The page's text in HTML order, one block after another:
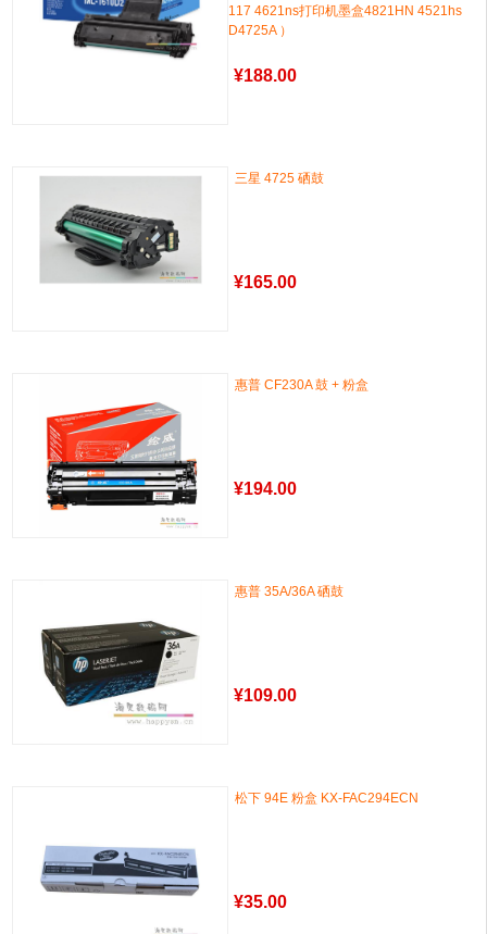
117 4621ns打印机墨盒4821HN 4521hs
D4725A ）
¥188.00
三星 4725 硒鼓
¥165.00
惠普 CF230A 鼓 + 粉盒
¥194.00
惠普 35A/36A 硒鼓
¥109.00
松下 94E 粉盒 KX-FAC294ECN
¥35.00